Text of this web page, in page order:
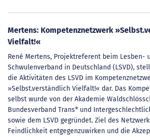
Mertens: Kompetenznetzwerk
Vielfalt!«
René Mertens, Projektreferent beim Lesben-
Schwulenverband in Deutschland (LSVD),
die Aktivitäten des LSVD im
»Selbst.verständlich Vielfalt!« dar. Das
selbst wurde von der Akademie
Bundesverband Trans* und
sowie dem LSVD gegründet. Ziel des
Feindlichkeit entgegenzuwirken und die